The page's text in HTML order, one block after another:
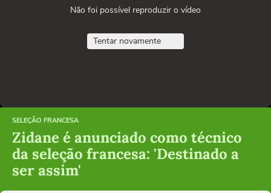
Não foi possível reproduzir o vídeo
Tentar novamente
SELEÇÃO FRANCESA
Zidane é anunciado como técnico
da seleção francesa: 'Destinado a
ser assim'